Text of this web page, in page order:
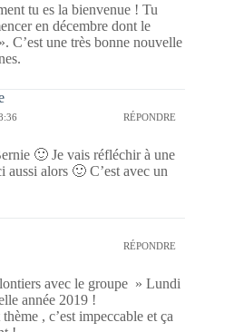
tu es la bienvenue ! Tu
en décembre dont le
C’est une très bonne nouvelle
RÉPONDRE
🙂 Je vais réfléchir à une
aussi alors 🙂 C’est avec un
RÉPONDRE
avec le groupe » Lundi
année 2019 !
, c’est impeccable et ça